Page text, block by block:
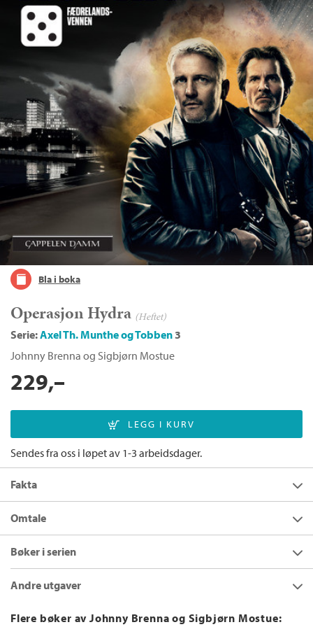
Bla i boka
Operasjon Hydra (Heftet)
Serie:Axel Th. Munthe og Tobben3
Johnny Brenna og Sigbjørn Mostue
229,–
Sendes fra oss i løpet av 1-3 arbeidsdager.
Fakta
Forfatter:
Innbinding: Heftet
Utgivelsesår:
Forlag:
Språk:
Bokmål
Omtale
Samme natt settes det fyr på boligen til en fremtredende, men
kontroversiell norsk politiker. Tobarnsmoren omkommer i
flammene. Dette er bare opptakten til en bølge av voldelige
og legges ut på nettet etterfulgt av teksten: «Øye for øye».
Bøker i serien
Andre utgaver
Operasjon Hydra
Flere bøker av Johnny Brenna og Sigbjørn Mostue: